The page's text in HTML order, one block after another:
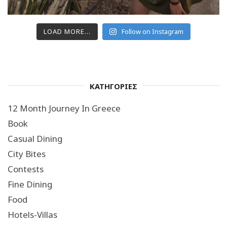
LOAD MORE... Follow on Instagram
ΚΑΤΗΓΟΡΙΕΣ
12 Month Journey In Greece
Book
Casual Dining
City Bites
Contests
Fine Dining
Food
Hotels-Villas